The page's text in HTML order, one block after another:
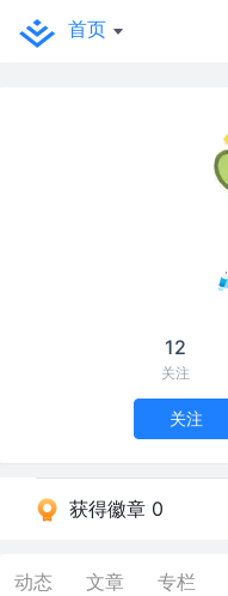
首页
12
关注
关注
获得徽章 0
动态 文章 专栏